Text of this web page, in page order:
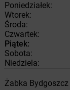
Poniedziałek:
Wtorek:
Środa:
Czwartek:
Piątek:
Sobota:
Niedziela:
Żabka Bydgoszcz